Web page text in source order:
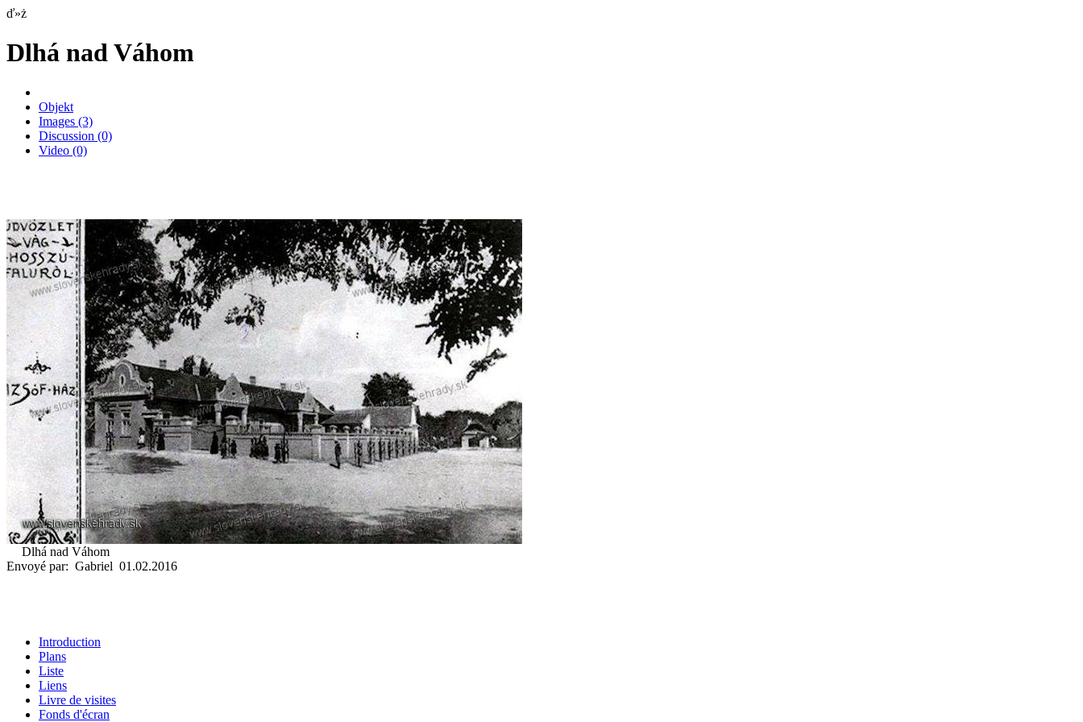
ď»ż
Dlhá nad Váhom
Objekt
Images (3)
Discussion (0)
Video (0)
Dlhá nad Váhom
Envoyé par: Gabriel 01.02.2016
Introduction
Plans
Liste
Liens
Livre de visites
Fonds d'écran